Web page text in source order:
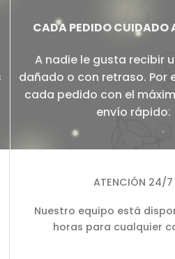
CADA PEDIDO CUIDADO
A nadie le gusta recibir
dañado o con retraso. Por
cada pedido con el
envío rápido.
ATENCIÓN 24/7
Nuestro equipo está
horas para cualquier